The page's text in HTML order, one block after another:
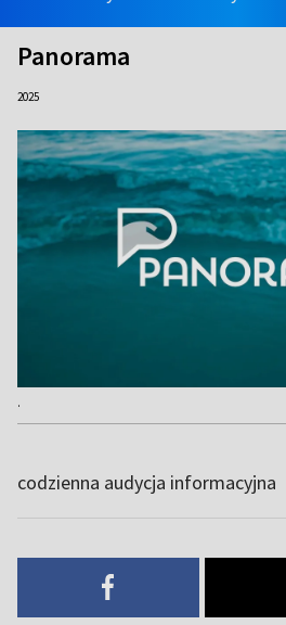
Panorama
2025
.
codzienna audycja informacyjna